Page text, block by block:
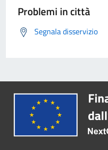
Problemi in città
Segnala disservizio